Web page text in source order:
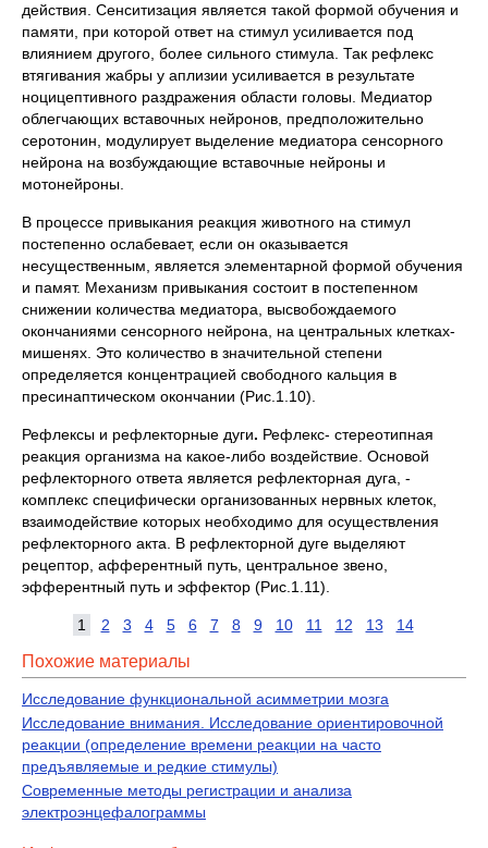
действия. Сенситизация является такой формой обучения и
памяти, при которой ответ на стимул усиливается под
влиянием другого, более сильного стимула. Так рефлекс
втягивания жабры у аплизии усиливается в результате
ноцицептивного раздражения области головы. Медиатор
облегчающих вставочных нейронов, предположительно
серотонин, модулирует выделение медиатора сенсорного
нейрона на возбуждающие вставочные нейроны и
мотонейроны.
В процессе привыкания реакция животного на стимул
постепенно ослабевает, если он оказывается
несущественным, является элементарной формой обучения
и памят. Механизм привыкания состоит в постепенном
снижении количества медиатора, высвобождаемого
окончаниями сенсорного нейрона, на центральных клетках-
мишенях. Это количество в значительной степени
определяется концентрацией свободного кальция в
пресинаптическом окончании (Рис.1.10).
Рефлексы и рефлекторные дуги. Рефлекс- стереотипная
реакция организма на какое-либо воздействие. Основой
рефлекторного ответа является рефлекторная дуга, -
комплекс специфически организованных нервных клеток,
взаимодействие которых необходимо для осуществления
рефлекторного акта. В рефлекторной дуге выделяют
рецептор, афферентный путь, центральное звено,
эфферентный путь и эффектор (Рис.1.11).
1 2 3 4 5 6 7 8 9 10 11 12 13 14
Похожие материалы
Исследование функциональной асимметрии мозга
Исследование внимания. Исследование ориентировочной
реакции (определение времени реакции на часто
предъявляемые и редкие стимулы)
Современные методы регистрации и анализа
электроэнцефалограммы